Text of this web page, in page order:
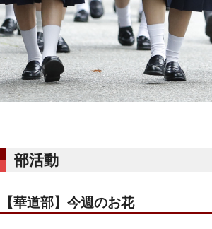
部活動
【華道部】今週のお花